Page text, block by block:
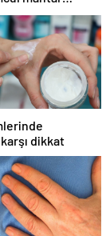
dikkat